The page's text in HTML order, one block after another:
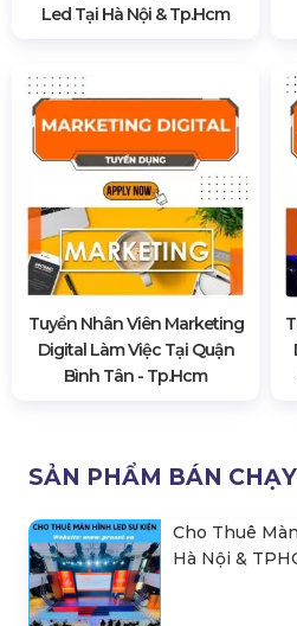
Led Tại Hà Nội & Tp.hcm
Tuyển Nhân Viên Marketing
Digital Làm Việc Tại Quận
Bình Tân - Tp.hcm
SẢN PHẨM BÁN CHẠY
Cho Thuê
Hà Nội &